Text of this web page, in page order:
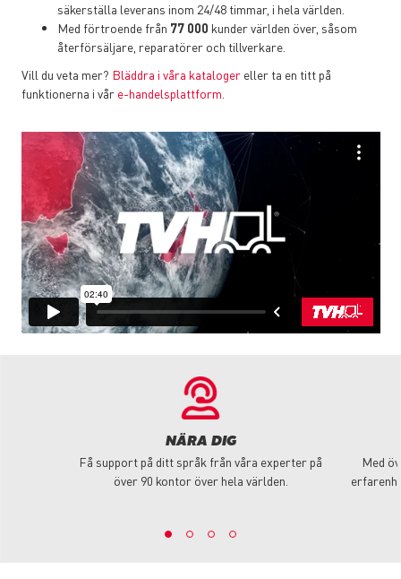
säkerställa leverans inom 24/48 timmar, i hela världen.
Med förtroende från 77 000 kunder världen över, såsom
återförsäljare, reparatörer och tillverkare.
Vill du veta mer? Bläddra i våra katalogereller ta en titt på
funktionerna i vår e-handelsplattform
NÄRA DIG
Få support på ditt språk från våra experter på
över 90 kontor över hela världen.
Med